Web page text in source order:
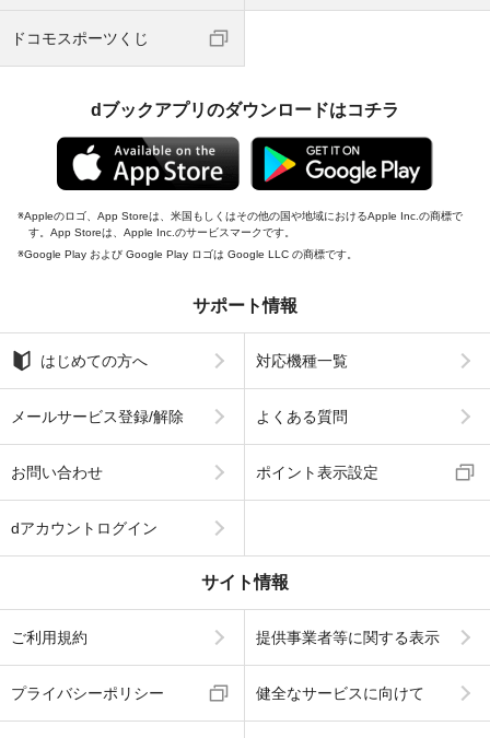
ドコモスポーツくじ
dブックアプリのダウンロードはコチラ
Appleのロゴ、App Storeは、米国もしくはその他の国や地域におけるApple Inc.の商標で
す。App Storeは、Apple Inc.のサービスマークです。
Google Play および Google Play ロゴは Google LLC の商標です。
サポート情報
はじめての方へ 対応機種一覧
メールサービス登録/解除 よくある質問
お問い合わせ ポイント表示設定
dアカウントログイン
サイト情報
ご利用規約 提供事業者等に関する表示
プライバシーポリシー 健全なサービスに向けて